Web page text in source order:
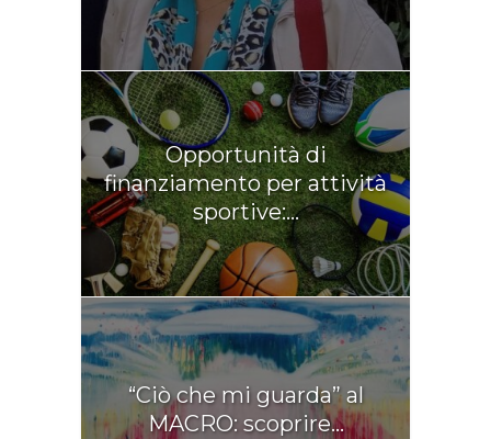
Opportunità di
finanziamento per attività
sportive:...
“Ciò che mi guarda” al
MACRO: scoprire...